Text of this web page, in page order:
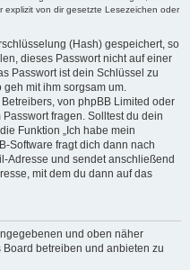
von dir gesetzte Lesezeichen oder
(Hash) gespeichert, so
dieses Passwort nicht auf einer
Passwort ist dein Schlüssel zu
mit ihm sorgsam um.
von phpBB Limited oder
fragen. Solltest du dein
Funktion „Ich habe mein
Software fragt dich dann nach
Adresse und sendet anschließend
mit dem du dann auf das
und oben näher
betreiben und anbieten zu